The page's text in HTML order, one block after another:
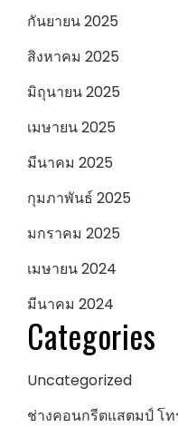
กันยายน 2025
สิงหาคม 2025
มิถุนายน 2025
เมษายน 2025
มีนาคม 2025
กุมภาพันธ์ 2025
มกราคม 2025
เมษายน 2024
มีนาคม 2024
Categories
Uncategorized
ช่างคอนกรีตแสตมป์ โ